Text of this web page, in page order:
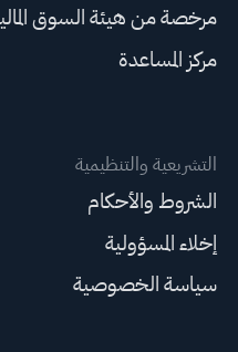
مرخصة من هيئة السوق
مركز المساعدة
التشريعية والتنظيمية
الشروط والأحكام
إخلاء المسؤولية
سياسة الخصوصية